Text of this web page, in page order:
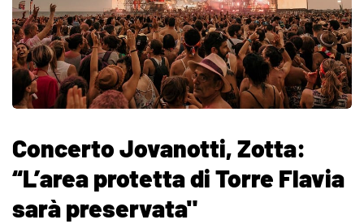
Concerto Jovanotti, Zotta:
“L’area protetta di Torre Flavia
sarà preservata"